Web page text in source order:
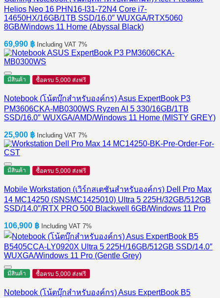
Helios Neo 16 PHN16-I31-72N4 Core i7-
14650HX/16GB/1TB SSD/16.0″ WUXGA/RTX5060
8GB/Windows 11 Home (Abyssal Black)
69,990 ฿ Including VAT 7%
มีสินค้า ซื้อครบ 5,000 ส่งฟรี
Notebook (โน้ตบุ๊กสำหรับองค์กร) Asus ExpertBook P3
PM3606CKA-MB0300WS Ryzen AI 5 330/16GB/1TB
SSD/16.0″ WUXGA/AMD/Windows 11 Home (MISTY GREY)
25,900 ฿ Including VAT 7%
มีสินค้า ซื้อครบ 5,000 ส่งฟรี
Mobile Workstation (เวิร์กสเตชันสำหรับองค์กร) Dell Pro Max
14 MC14250 (SNSMC1425010) Ultra 5 225H/32GB/512GB
SSD/14.0″/RTX PRO 500 Blackwell 6GB/Windows 11 Pro
106,900 ฿ Including VAT 7%
มีสินค้า ซื้อครบ 5,000 ส่งฟรี
Notebook (โน้ตบุ๊กสำหรับองค์กร) Asus ExpertBook B5